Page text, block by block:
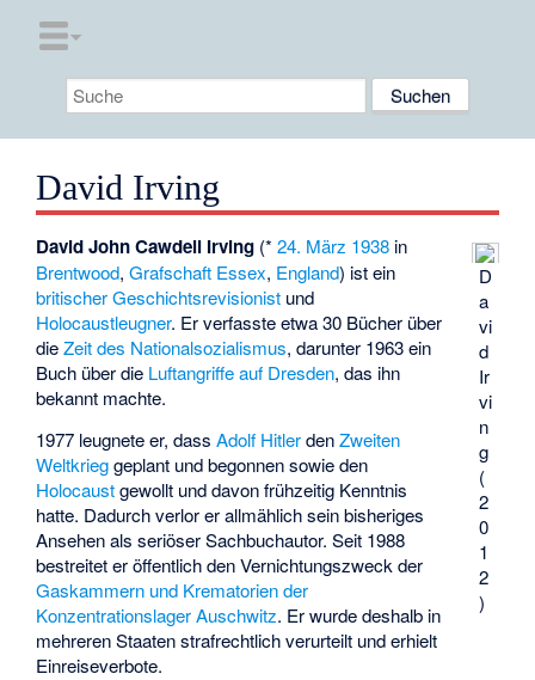
David Irving
D
a
vi
d
Ir
vi
n
g
(
2
0
1
2
)
David John Cawdell Irving (*24. März 1938 in
Brentwood,Grafschaft Essex, England) ist ein
britischer Geschichtsrevisionist und
Holocaustleugner. Er verfasste etwa 30 Bücher über
dieZeit des Nationalsozialismus, darunter 1963 ein
Buch über die Luftangriffe auf Dresden, das ihn
bekannt machte.
1977 leugnete er, dassAdolf HitlerdenZweiten
Weltkrieggeplant und begonnen sowie den
Holocaustgewollt und davon frühzeitig Kenntnis
hatte. Dadurch verlor er allmählich sein bisheriges
Ansehen als seriöser Sachbuchautor. Seit 1988
bestreitet er öffentlich den Vernichtungszweck der
Gaskammern und Krematorien der
Konzentrationslager Auschwitz. Er wurde deshalb in
mehreren Staaten strafrechtlich verurteilt und erhielt
Einreiseverbote.